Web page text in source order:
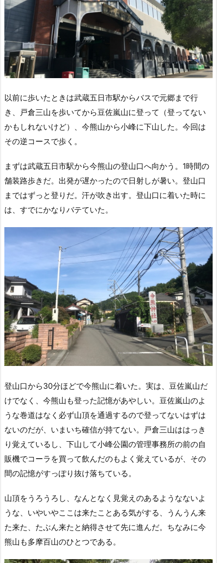
以前に歩いたときは武蔵五日市駅からバスで元郷まで行
き、戸倉三山を歩いてから豆佐嵐山に登って（登ってない
かもしれないけど）、今熊山から小峰に下山した。今回は
その逆コースで歩く。
まずは武蔵五日市駅から今熊山の登山口へ向かう。1時間の
舗装路歩きだ。出発が遅かったので日射しが暑い。登山口
まではずっと登りだ。汗が吹き出す。登山口に着いた時に
は、すでにかなりバテていた。
登山口から30分ほどで今熊山に着いた。実は、豆佐嵐山だ
けでなく、今熊山も登った記憶があやしい。豆佐嵐山のよ
うな巻道はなく必ず山頂を通過するので登ってないはずは
ないのだが、いまいち確信が持てない。戸倉三山ははっき
り覚えているし、下山して小峰公園の管理事務所の前の自
販機でコーラを買って飲んだのもよく覚えているが、その
間の記憶がすっぽり抜け落ちている。
山頂をうろうろし、なんとなく見覚えのあるようなないよ
うな、いやいやここは来たことある気がする、うんうん来
た来た、たぶん来たと納得させて先に進んだ。ちなみに今
熊山も多摩百山のひとつである。